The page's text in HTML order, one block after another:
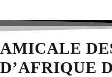
AMICALE
D’AFRIQUE